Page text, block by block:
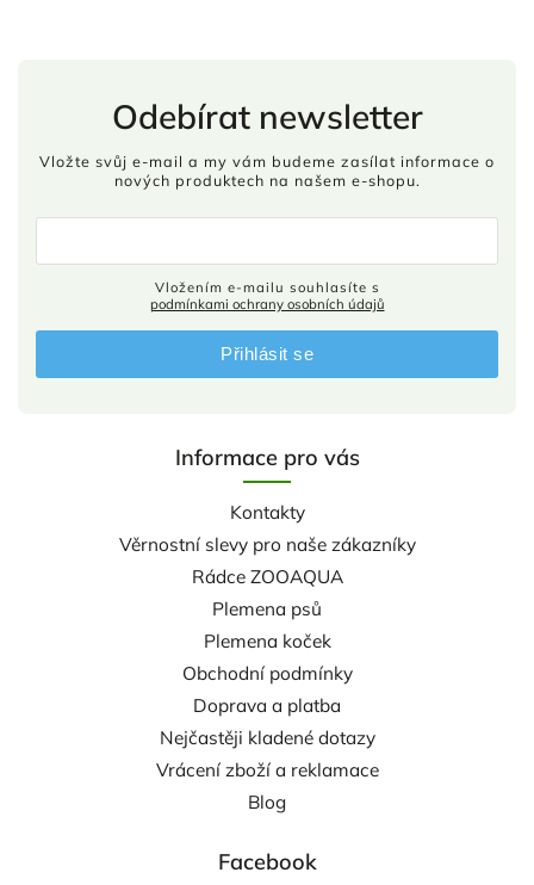
Informace pro vás
Kontakty
Věrnostní slevy pro naše zákazníky
Rádce ZOOAQUA
Plemena psů
Plemena koček
Obchodní podmínky
Doprava a platba
Nejčastěji kladené dotazy
Vrácení zboží a reklamace
Blog
Facebook
Odebírat newsletter
Vložte svůj e-mail a my vám budeme zasílat informace o
nových produktech na našem e-shopu.
podmínkami ochrany osobních údajů
Přihlásit se